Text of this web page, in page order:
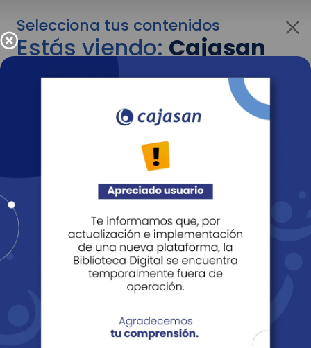
Selecciona tus contenidos
Estás viendo:Cajasan
para personas
Para cambiar al contenido de tu interés más
adelante recuerda utilizar el menú
Entendido